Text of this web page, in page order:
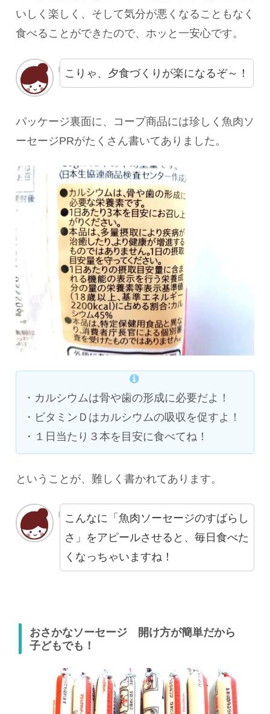
いしく楽しく、そして気分が悪くなることもなく
食べることができたので、ホッと一安心です。
こりゃ、夕食づくりが楽になるぞ～！
パッケージ裏面に、コープ商品には珍しく魚肉ソ
ーセージPRがたくさん書いてありました。
・カルシウムは骨や歯の形成に必要だよ！
・ビタミンＤはカルシウムの吸収を促すよ！
・１日当たり３本を目安に食べてね！
ということが、難しく書かれてあります。
こんなに「魚肉ソーセージのすばらし
さ」をアピールさせると、毎日食べた
くなっちゃいますね！
おさかなソーセージ 開け方が簡単だから
子どもでも！